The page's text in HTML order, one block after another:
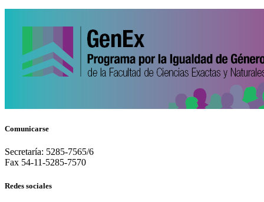
Comunicarse
Secretaría: 5285-7565/6
Fax 54-11-5285-7570
Redes sociales